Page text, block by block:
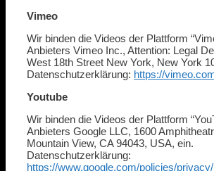
Vimeo
Wir binden die Videos der Plattform
Anbieters Vimeo Inc., Attention: Legal
West 18th Street New York, New York
Datenschutzerklärung: https://
Youtube
Wir binden die Videos der Plattform
Anbieters Google LLC, 1600
Mountain View, CA 94043, USA, ein.
Datenschutzerklärung:
https://www.google.com/policies/privacy/